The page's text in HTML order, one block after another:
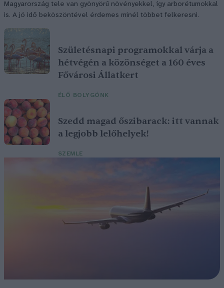
Magyarország tele van gyönyörű növényekkel, így arborétumokkal
is. A jó idő beköszöntével érdemes minél többet felkeresni.
Születésnapi programokkal várja a
hétvégén a közönséget a 160 éves
Fővárosi Állatkert
ÉLŐ BOLYGÓNK
Szedd magad őszibarack: itt vannak
a legjobb lelőhelyek!
SZEMLE